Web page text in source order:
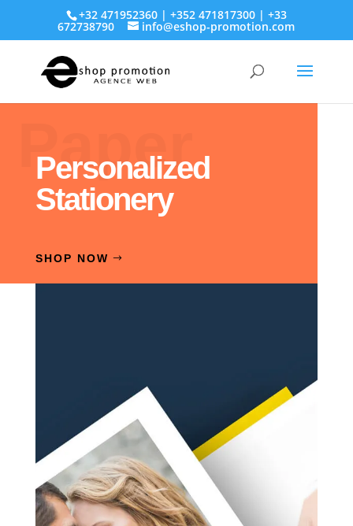
+32 471952360 | +352 471817300 | +33
672738790 info@eshop-promotion.com
Paper
Personalized
Stationery
SHOP NOW